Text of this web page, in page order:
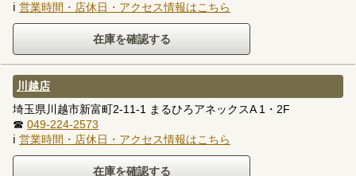
ℹ 営業時間・店休日・アクセス情報はこちら
川越店
埼玉県川越市新富町2-11-1 まるひろアネックスA 1・2F
☎ 049-224-2573
ℹ 営業時間・店休日・アクセス情報はこちら